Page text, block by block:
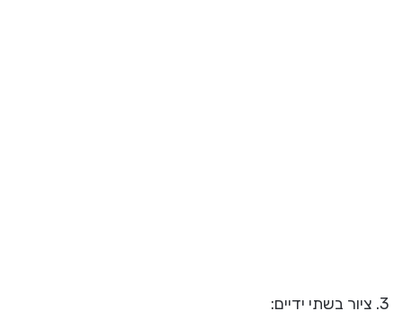
3. ציור בשתי ידיים: